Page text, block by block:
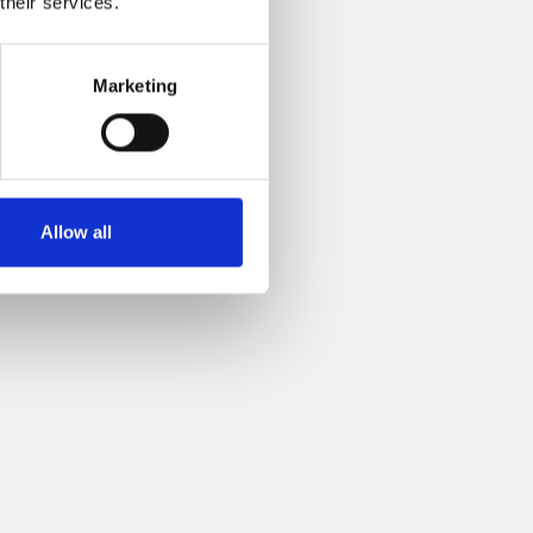
Marketing
Allow all